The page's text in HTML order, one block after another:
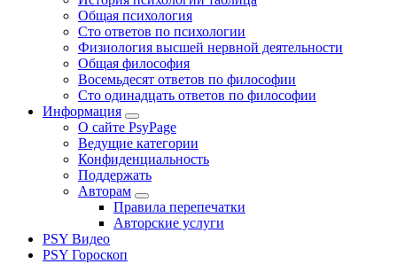
Общая психология
Сто ответов по психологии
Физиология высшей нервной деятельности
Общая философия
Восемьдесят ответов по философии
Сто одинадцать ответов по философии
Информация
О сайте PsyPage
Ведущие категории
Конфиденциальность
Поддержать
Авторам
Правила перепечатки
Авторские услуги
PSY Видео
PSY Гороскоп